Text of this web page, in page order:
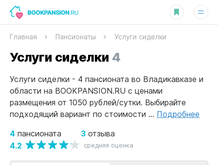
Главная Пансионаты Услуги сиделки
Услуги сиделки 4
Услуги сиделки - 4 пансионата во Владикавказе и
области на BOOKPANSION.RU с ценами
размещения от 1050 рублей/сутки. Выбирайте
подходящий вариант по стоимости ... Подробнее
4 пансионата 3 отзыва
4.2 средняя оценка